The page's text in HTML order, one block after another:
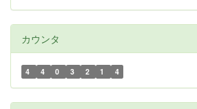
カウンタ
4 4 0 3 2 1 4